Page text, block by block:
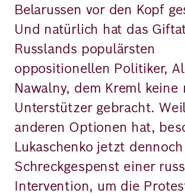
Belarussen vor den Kopf
Und natürlich hat das
Russlands populärsten
oppositionellen Politiker,
Nawalny, dem Kreml keine
Unterstützer gebracht.
anderen Optionen hat,
Lukaschenko jetzt
Schreckgespenst einer
Intervention, um die